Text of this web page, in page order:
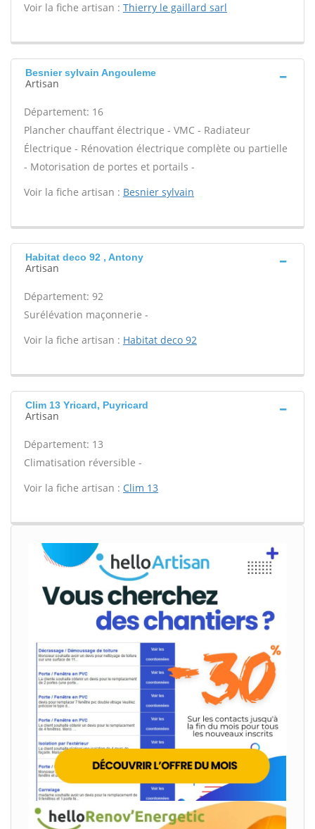
Voir la fiche artisan : Thierry le gaillard sarl
Besnier sylvain Angouleme
Artisan
Département: 16
Plancher chauffant électrique - VMC - Radiateur
Électrique - Rénovation électrique complète ou partielle
- Motorisation de portes et portails -
Voir la fiche artisan : Besnier sylvain
Habitat deco 92 , Antony
Artisan
Département: 92
Surélévation maçonnerie -
Voir la fiche artisan : Habitat deco 92
Clim 13 Yricard, Puyricard
Artisan
Département: 13
Climatisation réversible -
Voir la fiche artisan : Clim 13